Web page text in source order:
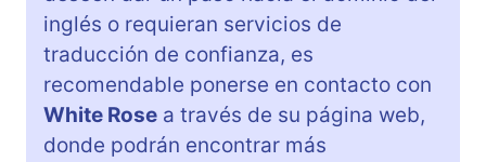
inglés o requieran servicios de
traducción de confianza, es
recomendable ponerse en contacto con
White Rose a través de su página web,
donde podrán encontrar más